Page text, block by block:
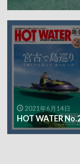
2021年6月14日
HOT WATER